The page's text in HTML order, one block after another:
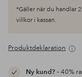
*Gäller när du handlar
villkor i kassan.
Produktdeklaration
Ny kund?– 40%